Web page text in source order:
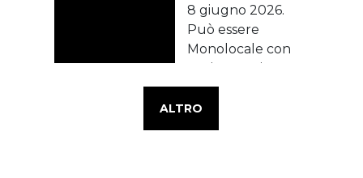
ALTRO